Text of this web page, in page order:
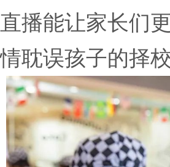
直播能让家长们
情耽误孩子的择